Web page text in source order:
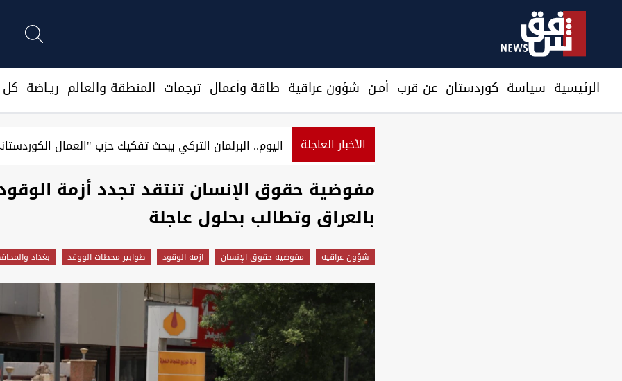
الرئيسية سیاسة كوردستان عن قرب أمـن شؤون عراقية طاقة وأعمال ترجمات المنطقة والعالم ريـاضة كل
الأخبار العاجلةنيجيرفان بارزاني يستذكر "مذبحة سيميل" بحق الآشوريين: كوردستان
مفوضية حقوق الإنسان تنتقد تجدد أزمة
بالعراق وتطالب بحلول عاجلة
شؤون عراقية مفوضية حقوق الإنسان ازمة الوقود طوابير محطات الووقد بغداد